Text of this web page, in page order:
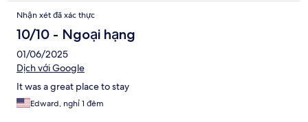
Nhận xét đã xác thực
10/10 - Ngoại hạng
01/06/2025
Dịch với Google
It was a great place to stay
Edward, nghỉ 1 đêm